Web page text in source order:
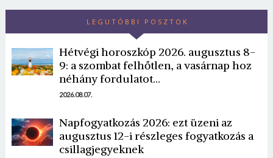
LEGUTÓBBI POSZTOK
Hétvégi horoszkóp 2026. augusztus 8-
9: a szombat felhőtlen, a vasárnap hoz
néhány fordulatot…
2026.08.07.
Napfogyatkozás 2026: ezt üzeni az
augusztus 12-i részleges fogyatkozás a
csillagjegyeknek
Borsonline bejelentkezés
E-mail cím vagy felhasználónév